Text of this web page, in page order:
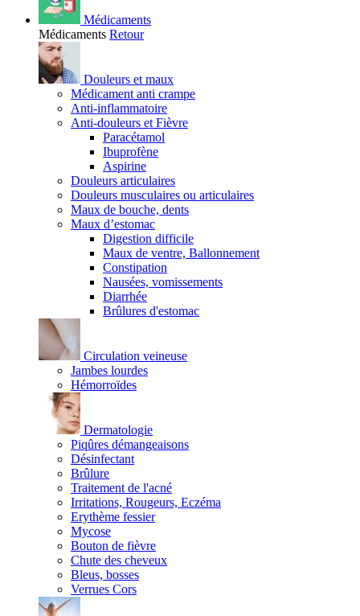
Médicaments
Médicaments Retour
Douleurs et maux
Médicament anti crampe
Anti-inflammatoire
Anti-douleurs et Fièvre
Paracétamol
Ibuprofène
Aspirine
Douleurs articulaires
Douleurs musculaires ou articulaires
Maux de bouche, dents
Maux d’estomac
Digestion difficile
Maux de ventre, Ballonnement
Constipation
Nausées, vomissements
Diarrhée
Brûlures d'estomac
Circulation veineuse
Jambes lourdes
Hémorroïdes
Dermatologie
Piqûres démangeaisons
Désinfectant
Brûlure
Traitement de l'acné
Irritations, Rougeurs, Eczéma
Erythème fessier
Mycose
Bouton de fièvre
Chute des cheveux
Bleus, bosses
Verrues Cors